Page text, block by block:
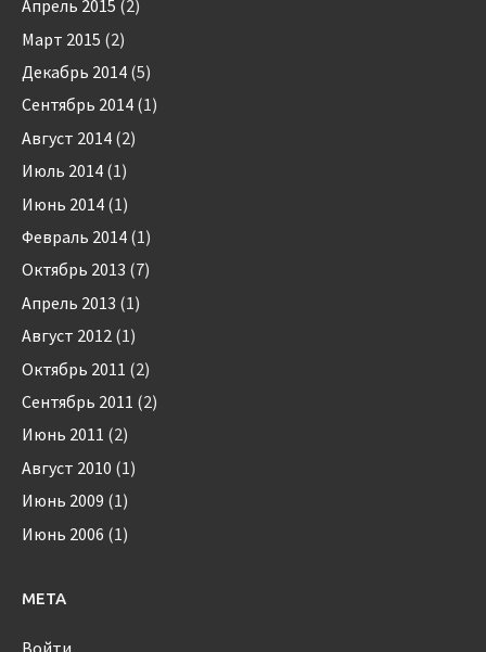
Апрель 2015 (2)
Март 2015 (2)
Декабрь 2014 (5)
Сентябрь 2014 (1)
Август 2014 (2)
Июль 2014 (1)
Июнь 2014 (1)
Февраль 2014 (1)
Октябрь 2013 (7)
Апрель 2013 (1)
Август 2012 (1)
Октябрь 2011 (2)
Сентябрь 2011 (2)
Июнь 2011 (2)
Август 2010 (1)
Июнь 2009 (1)
Июнь 2006 (1)
МЕТА
Войти